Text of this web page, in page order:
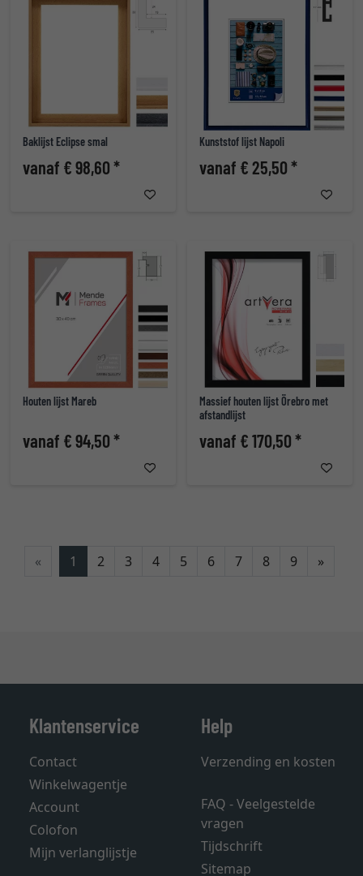
Baklijst Eclipse smal
vanaf € 98,60 *
Kunststof lijst Napoli
vanaf € 25,50 *
Houten lijst Mareb
vanaf € 94,50 *
Massief houten lijst Örebro met
afstandlijst
vanaf € 170,50 *
« 1 2 3 4 5 6 7 8 9 »
Klantenservice
Contact
Winkelwagentje
Account
Colofon
Mijn verlanglijstje
Help
Verzending en kosten
FAQ - Veelgestelde
vragen
Tijdschrift
Sitemap